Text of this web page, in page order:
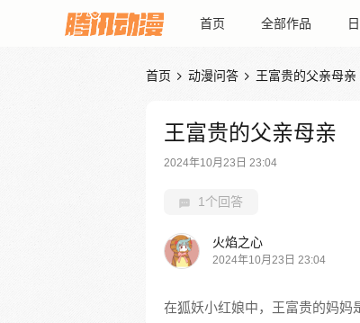
首页 全部作品
首页  动漫问答  王富贵的父亲母亲
王富贵的父亲母亲
2024年10月23日 23:04
1个回答
火焰之心
2024年10月23日 23:04
在狐妖小红娘中，王富贵的妈妈